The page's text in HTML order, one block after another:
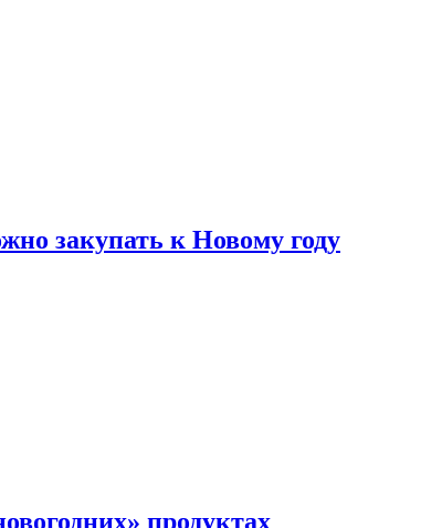
закупать к Новому году
продуктах